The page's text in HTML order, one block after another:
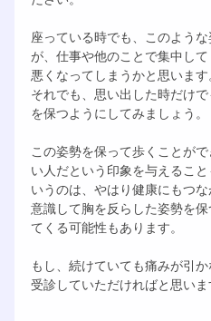
座っている時でも、このよう
が、仕事や他のことで集中し
悪くなってしまうかと思います。
それでも、思い出した時だけ
を保つようにしてみましょう。
この姿勢を保って歩くことが
い人だという印象を与えるこ
いうのは、やはり健康にもつな
意識して胸を反らした姿勢を
てくる可能性もあります。
もし、続けていても痛みが引
受診していただければと思いま